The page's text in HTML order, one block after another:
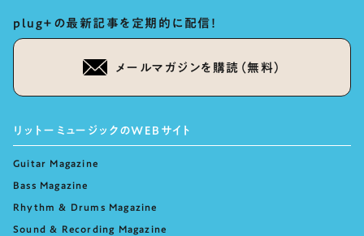
plug+の最新記事を定期的に配信！
メールマガジンを購読（無料）
リットーミュージックのWEBサイト
Guitar Magazine
Bass Magazine
Rhythm & Drums Magazine
Sound & Recording Magazine